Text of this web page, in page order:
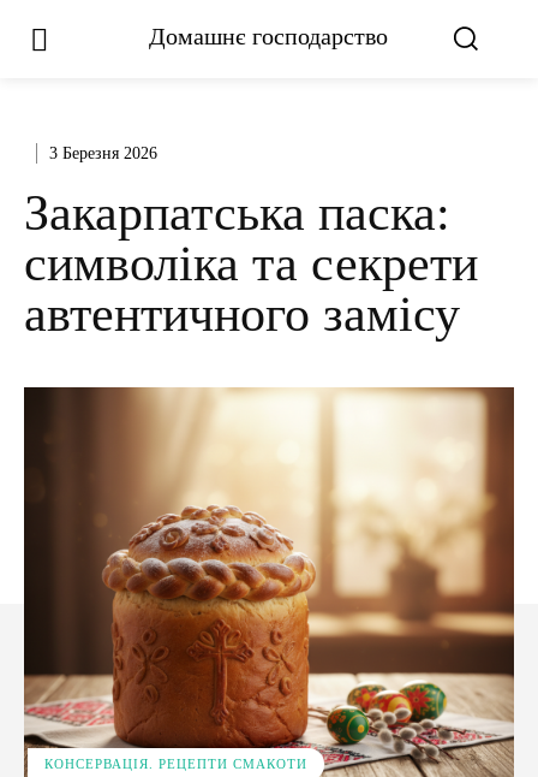
Домашнє господарство
3 Березня 2026
Закарпатська паска:
символіка та секрети
автентичного замісу
КОНСЕРВАЦІЯ. РЕЦЕПТИ СМАКОТИ